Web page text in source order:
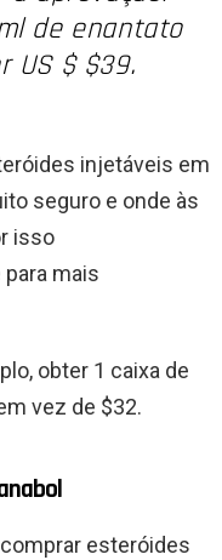
de enantato
US $ $39.
injetáveis em
seguro e onde às
isso
mais
obter 1 caixa de
vez de $32.
esteróides